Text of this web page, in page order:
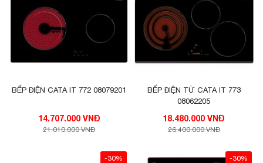
BẾP ĐIỆN CATA IT 772 08079201
14.707.000 VNĐ
21.010.000 VNĐ
BẾP ĐIỆN TỪ CATA IT 773
08062205
18.480.000 VNĐ
26.400.000 VNĐ
-30% -30%